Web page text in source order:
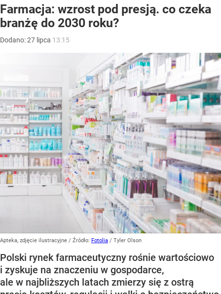
Farmacja: wzrost pod presją. co czeka
branżę do 2030 roku?
Dodano:27 lipca 13:15
Apteka, zdjęcie ilustracyjne / Źródło: Fotolia / Tyler Olson
Polski rynek farmaceutyczny rośnie wartościowo
i zyskuje na znaczeniu w gospodarce,
ale w najbliższych latach zmierzy się z ostrą